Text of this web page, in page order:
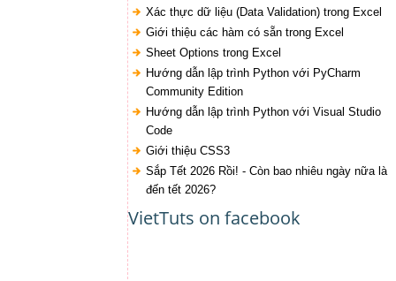
Xác thực dữ liệu (Data Validation) trong Excel
Giới thiệu các hàm có sẵn trong Excel
Sheet Options trong Excel
Hướng dẫn lập trình Python với PyCharm
Community Edition
Hướng dẫn lập trình Python với Visual Studio
Code
Giới thiệu CSS3
Sắp Tết 2026 Rồi! - Còn bao nhiêu ngày nữa là
đến tết 2026?
VietTuts on facebook